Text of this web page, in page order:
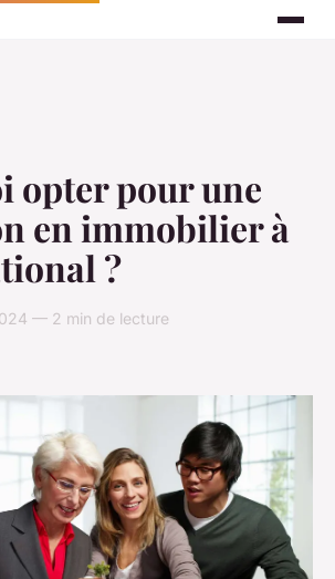
opter pour une
en immobilier à
?
— 2 min de lecture